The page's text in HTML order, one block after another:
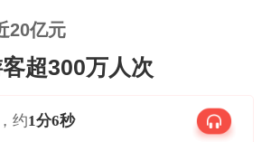
20亿元
超300万人次
约1分6秒